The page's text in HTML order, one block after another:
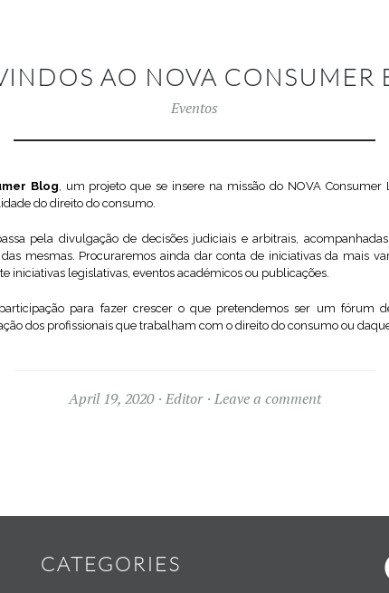
AO NOVA CONSUMER
Eventos
Blog, um projeto que se insere na missão do NOVA
do direito do consumo.
pela divulgação de decisões judiciais e arbitrais,
mesmas. Procuraremos ainda dar conta de iniciativas da mais
iniciativas legislativas, eventos académicos ou publicações.
para fazer crescer o que pretendemos ser um fórum
dos profissionais que trabalham com o direito do consumo ou
April 19, 2020 Editor Leave a comment
CATEGORIES